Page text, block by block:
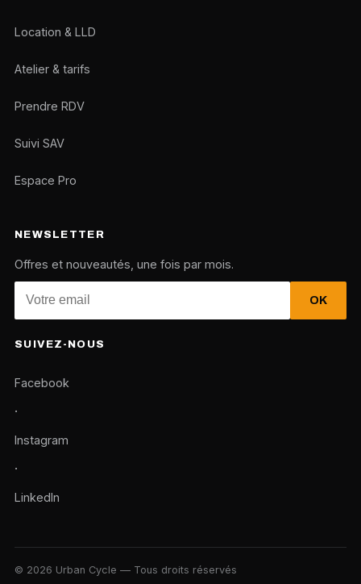
Location & LLD
Atelier & tarifs
Prendre RDV
Suivi SAV
Espace Pro
NEWSLETTER
Offres et nouveautés, une fois par mois.
OK
SUIVEZ-NOUS
Facebook
·
Instagram
·
LinkedIn
© 2026 Urban Cycle — Tous droits réservés